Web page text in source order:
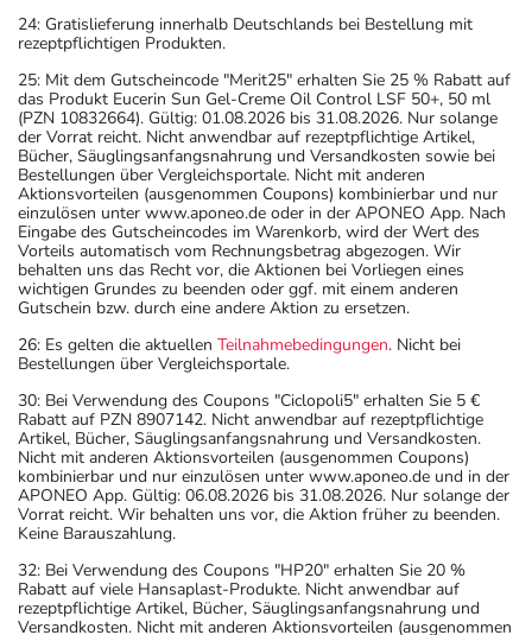
24: Gratislieferung innerhalb Deutschlands bei Bestellung mit
rezeptpflichtigen Produkten.
25: Mit dem Gutscheincode "Merit25" erhalten Sie 25 % Rabatt auf
das Produkt Eucerin Sun Gel-Creme Oil Control LSF 50+, 50 ml
(PZN 10832664). Gültig: 01.08.2026 bis 31.08.2026. Nur solange
der Vorrat reicht. Nicht anwendbar auf rezeptpflichtige Artikel,
Bücher, Säuglingsanfangsnahrung und Versandkosten sowie bei
Bestellungen über Vergleichsportale. Nicht mit anderen
Aktionsvorteilen (ausgenommen Coupons) kombinierbar und nur
einzulösen unter www.aponeo.de oder in der APONEO App. Nach
Eingabe des Gutscheincodes im Warenkorb, wird der Wert des
Vorteils automatisch vom Rechnungsbetrag abgezogen. Wir
behalten uns das Recht vor, die Aktionen bei Vorliegen eines
wichtigen Grundes zu beenden oder ggf. mit einem anderen
Gutschein bzw. durch eine andere Aktion zu ersetzen.
26: Es gelten die aktuellen Teilnahmebedingungen. Nicht bei
Bestellungen über Vergleichsportale.
30: Bei Verwendung des Coupons "Ciclopoli5" erhalten Sie 5 €
Rabatt auf PZN 8907142. Nicht anwendbar auf rezeptpflichtige
Artikel, Bücher, Säuglingsanfangsnahrung und Versandkosten.
Nicht mit anderen Aktionsvorteilen (ausgenommen Coupons)
kombinierbar und nur einzulösen unter www.aponeo.de und in der
APONEO App. Gültig: 06.08.2026 bis 31.08.2026. Nur solange der
Vorrat reicht. Wir behalten uns vor, die Aktion früher zu beenden.
Keine Barauszahlung.
32: Bei Verwendung des Coupons "HP20" erhalten Sie 20 %
Rabatt auf viele Hansaplast-Produkte. Nicht anwendbar auf
rezeptpflichtige Artikel, Bücher, Säuglingsanfangsnahrung und
Versandkosten. Nicht mit anderen Aktionsvorteilen (ausgenommen